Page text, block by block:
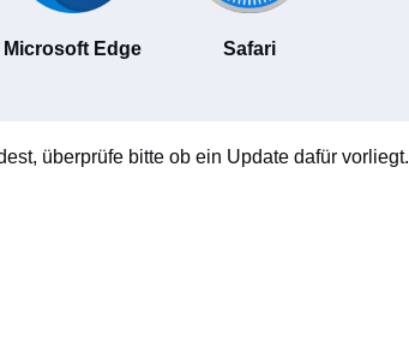
Microsoft Edge Safari
überprüfe bitte ob ein Update dafür vorliegt.